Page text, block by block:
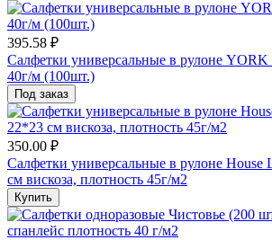
395.58 ₽
Салфетки универсальные в рулоне
40г/м (100шт.)
Под заказ
350.00 ₽
Салфетки универсальные в рулоне
см вискоза, плотность 45г/м2
Купить